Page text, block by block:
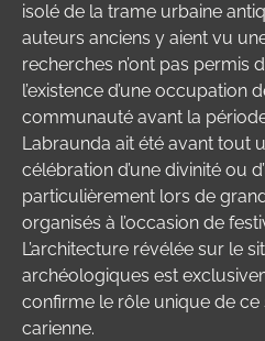
isolé de la trame urbaine
auteurs anciens y aient vu
recherches n’ont pas permis
l’existence d’une occupation
communauté avant la
Labraunda ait été avant tout
célébration d’une divinité ou
particulièrement lors de
organisés à l’occasion de
L’architecture révélée sur le
archéologiques est
confirme le rôle unique de ce
carienne.